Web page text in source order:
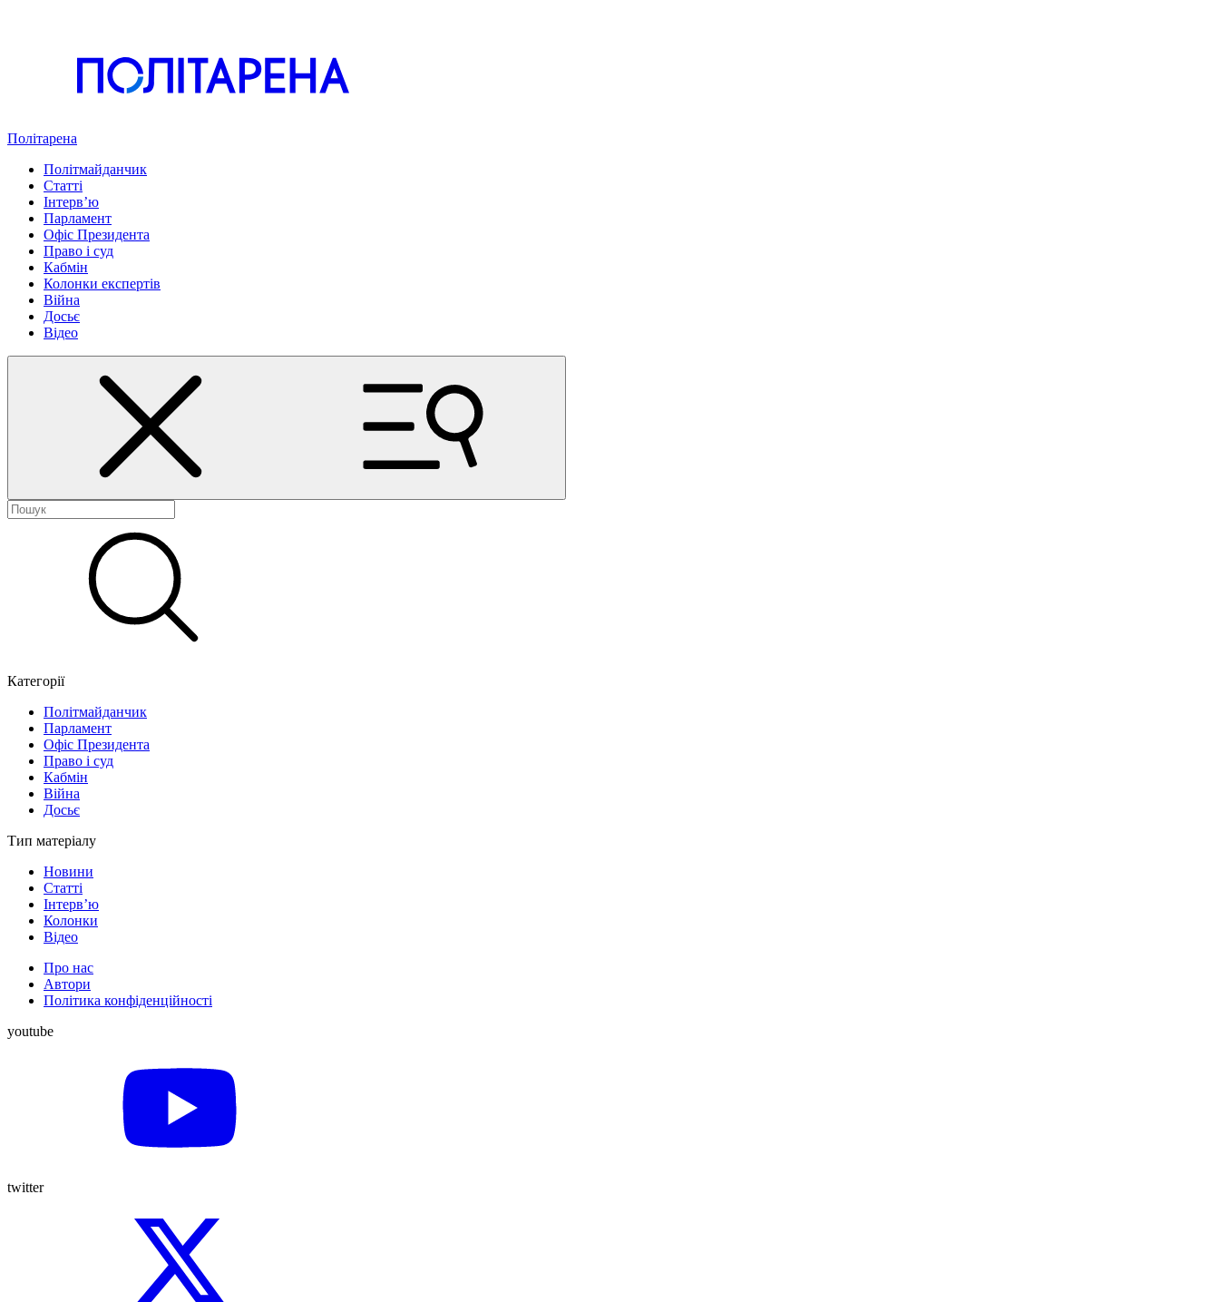
Політарена
Політмайданчик
Статті
Інтервʼю
Парламент
Офіс Президента
Право і суд
Кабмін
Колонки експертів
Війна
Досьє
Відео
Категорії
Політмайданчик
Парламент
Офіс Президента
Право і суд
Кабмін
Війна
Досьє
Тип матеріалу
Новини
Статті
Інтерв’ю
Колонки
Відео
Про нас
Автори
Політика конфіденційності
youtube
twitter